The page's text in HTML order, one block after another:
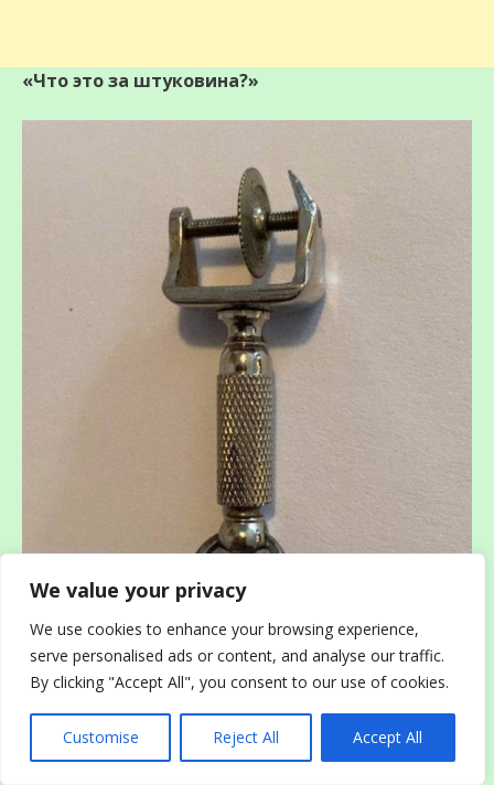
We value your privacy
We use cookies to enhance your browsing experience,
serve personalised ads or content, and analyse our traffic.
By clicking "Accept All", you consent to our use of cookies.
Customise Reject All Accept All
«Что это за штуковина?»
Ответ: «Это курвиметр — прибор для измерения